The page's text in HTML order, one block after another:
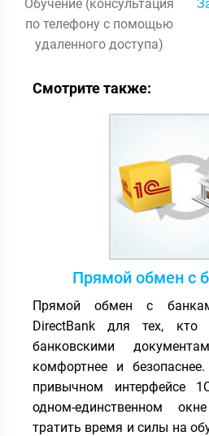
Обучение (консультация
по телефону с помощью
удаленного доступа)
Смотрите также:
Прямой обмен с
Прямой обмен с
DirectBank для тех, кто
банковскими
комфортнее и
привычном интерфейсе
одном-единственном
тратить время и силы на